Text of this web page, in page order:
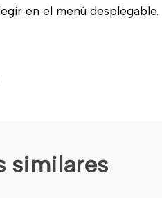
en el menú desplegable.
similares